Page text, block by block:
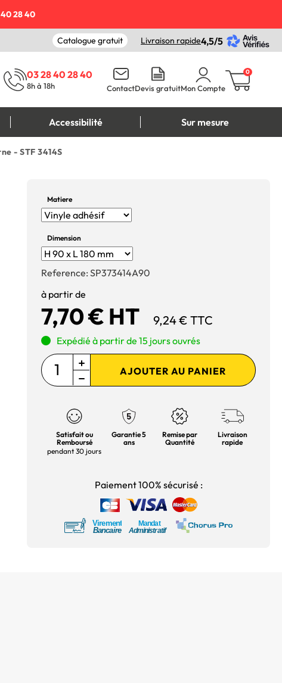
28 40
Catalogue gratuit Livraison rapide4,5/5
03 28 40 28 40
8h à 18h ContactDevis gratuitMon Compte
0
Accessibilité Sur mesure
- STF 3414S
Matiere
Dimension
Reference: SP373414A90
à partir de
7,70 € HT 9,24 € TTC
Expédié à partir de 15 jours ouvrés
AJOUTER AU PANIER
Satisfait ou
Remboursé
pendant 30 jours
Garantie 5
ans
Remise par
Quantité
Livraison
rapide
Paiement 100% sécurisé :